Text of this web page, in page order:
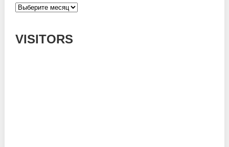
Архивы
VISITORS